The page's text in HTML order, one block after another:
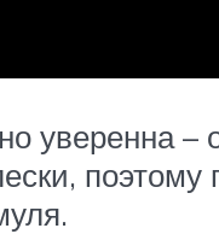
уверенна –